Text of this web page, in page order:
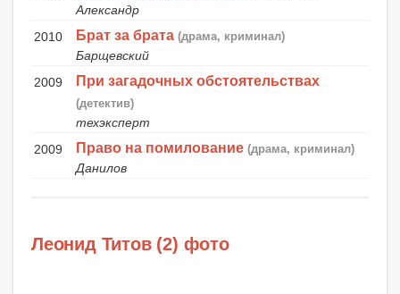
Александр
2010
Брат за брата (драма, криминал)
Барщевский
2009
При загадочных обстоятельствах
(детектив)
техэксперт
2009
Право на помилование (драма, криминал)
Данилов
Леонид Титов (2) фото